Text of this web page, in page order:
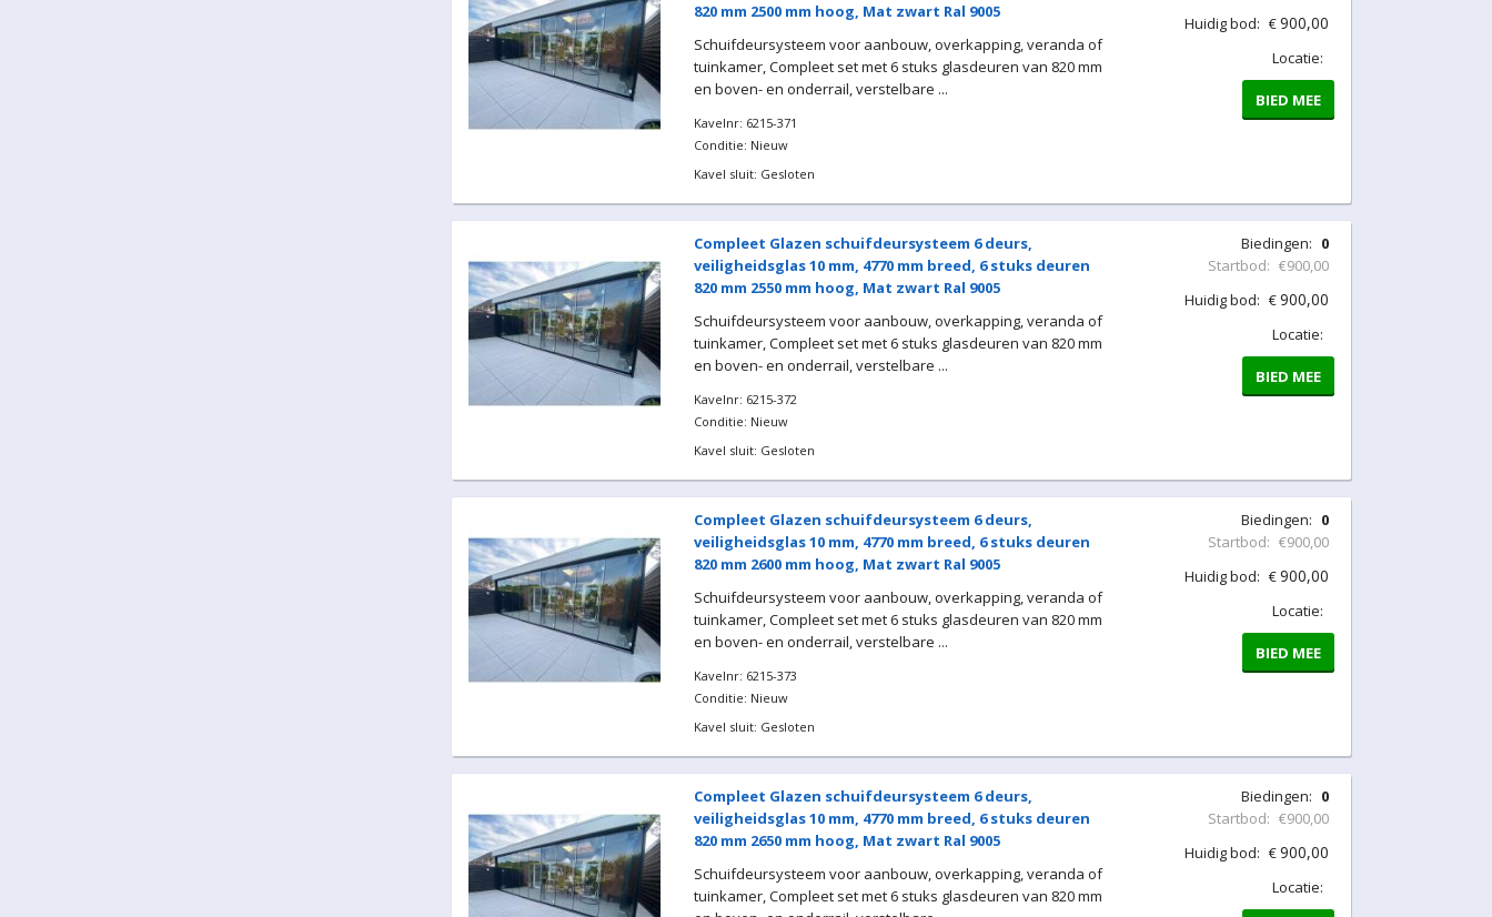
820 mm 2500 mm hoog, Mat zwart Ral 9005
Schuifdeursysteem voor aanbouw, overkapping, veranda of
tuinkamer, Compleet set met 6 stuks glasdeuren van 820 mm
en boven- en onderrail, verstelbare ...
Kavelnr: 6215-371
Conditie: Nieuw
Kavel sluit: Gesloten
Huidig bod: €900,00
Locatie:
BIED MEE
Compleet Glazen schuifdeursysteem 6 deurs,
veiligheidsglas 10 mm, 4770 mm breed, 6 stuks deuren
820 mm 2550 mm hoog, Mat zwart Ral 9005
Schuifdeursysteem voor aanbouw, overkapping, veranda of
tuinkamer, Compleet set met 6 stuks glasdeuren van 820 mm
en boven- en onderrail, verstelbare ...
Kavelnr: 6215-372
Conditie: Nieuw
Kavel sluit: Gesloten
Biedingen: 0
Startbod: €900,00
Huidig bod: €900,00
Locatie:
BIED MEE
Compleet Glazen schuifdeursysteem 6 deurs,
veiligheidsglas 10 mm, 4770 mm breed, 6 stuks deuren
820 mm 2600 mm hoog, Mat zwart Ral 9005
Schuifdeursysteem voor aanbouw, overkapping, veranda of
tuinkamer, Compleet set met 6 stuks glasdeuren van 820 mm
en boven- en onderrail, verstelbare ...
Kavelnr: 6215-373
Conditie: Nieuw
Kavel sluit: Gesloten
Biedingen: 0
Startbod: €900,00
Huidig bod: €900,00
Locatie:
BIED MEE
Compleet Glazen schuifdeursysteem 6 deurs,
veiligheidsglas 10 mm, 4770 mm breed, 6 stuks deuren
820 mm 2650 mm hoog, Mat zwart Ral 9005
Schuifdeursysteem voor aanbouw, overkapping, veranda of
tuinkamer, Compleet set met 6 stuks glasdeuren van 820 mm
Biedingen: 0
Startbod: €900,00
Huidig bod: €900,00
Locatie: